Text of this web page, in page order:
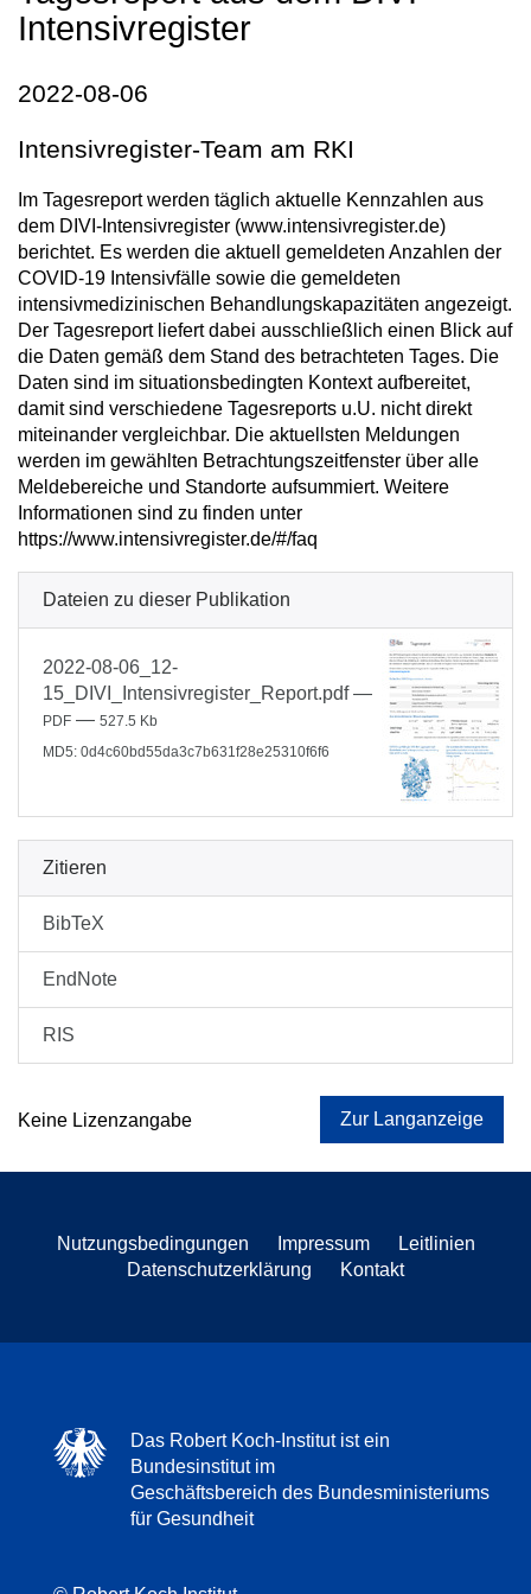
Intensivregister
2022-08-06
Intensivregister-Team am RKI
Im Tagesreport werden täglich aktuelle Kennzahlen aus
dem DIVI-Intensivregister (www.intensivregister.de)
berichtet. Es werden die aktuell gemeldeten Anzahlen der
COVID-19 Intensivfälle sowie die gemeldeten
intensivmedizinischen Behandlungskapazitäten angezeigt.
Der Tagesreport liefert dabei ausschließlich einen Blick auf
die Daten gemäß dem Stand des betrachteten Tages. Die
Daten sind im situationsbedingten Kontext aufbereitet,
damit sind verschiedene Tagesreports u.U. nicht direkt
miteinander vergleichbar. Die aktuellsten Meldungen
werden im gewählten Betrachtungszeitfenster über alle
Meldebereiche und Standorte aufsummiert. Weitere
Informationen sind zu finden unter
https://www.intensivregister.de/#/faq
Dateien zu dieser Publikation
2022-08-06_12-
15_DIVI_Intensivregister_Report.pdf—
PDF — 527.5 Kb
MD5: 0d4c60bd55da3c7b631f28e25310f6f6
Zitieren
BibTeX
EndNote
RIS
Keine Lizenzangabe Zur Langanzeige
Nutzungsbedingungen Impressum
Leitlinien
Datenschutzerklärung
Kontakt
Das Robert Koch-Institut ist ein
Bundesinstitut im
Geschäftsbereich des Bundesministeriums
für Gesundheit